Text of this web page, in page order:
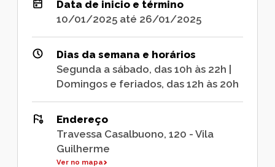
Data de inicio e término
10/01/2025 até 26/01/2025
Dias da semana e horários
Segunda a sábado, das 10h às 22h |
Domingos e feriados, das 12h às 20h
Endereço
Travessa Casalbuono, 120 - Vila
Guilherme
Ver no mapa